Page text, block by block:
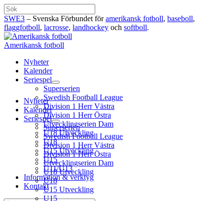
Hoppa
till
innehåll
Sök
SWE3 – Svenska Förbundet föramerikansk fotboll, baseboll,
flaggfotboll, lacrosse, landhockey och softboll.
Amerikansk fotboll
Nyheter
Kalender
Seriespel
Superserien
Swedish Football League
Division 1 Herr Västra
Division 1 Herr Östra
Utvecklingserien Dam
U18 Utveckling
U18
U15 Utveckling
U15
U11/U13
Information & verktyg
Kontakt
Nyheter
Kalender
Seriespel
Superserien
Swedish Football League
Division 1 Herr Västra
Division 1 Herr Östra
Utvecklingserien Dam
U18 Utveckling
U18
U15 Utveckling
U15